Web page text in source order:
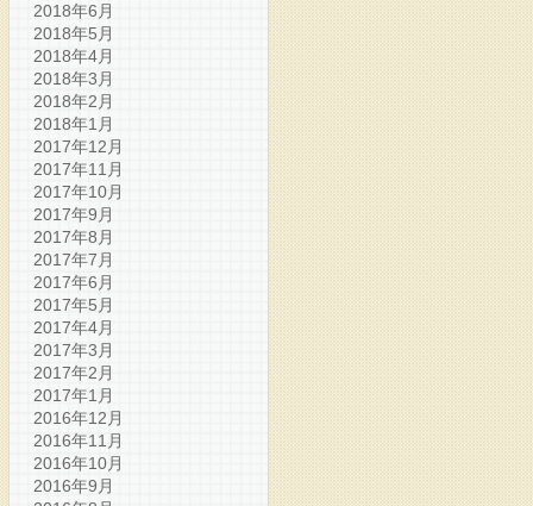
2018年6月
2018年5月
2018年4月
2018年3月
2018年2月
2018年1月
2017年12月
2017年11月
2017年10月
2017年9月
2017年8月
2017年7月
2017年6月
2017年5月
2017年4月
2017年3月
2017年2月
2017年1月
2016年12月
2016年11月
2016年10月
2016年9月